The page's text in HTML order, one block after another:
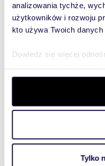
analizowania tychże,
użytkowników i rozwoju
kto używa Twoich
Dowiedz się więcej
szczegółów. W
wycofać swoją zgodę w
aby oferować funkcje
witrynie. Informacje o
analitycznym. Partnerzy
Tylko